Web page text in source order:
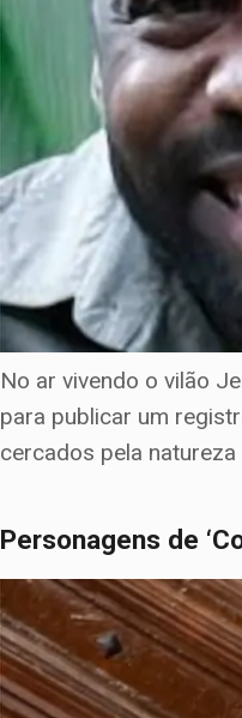
No ar vivendo o vilão
para publicar um
cercados pela natureza
Personagens de